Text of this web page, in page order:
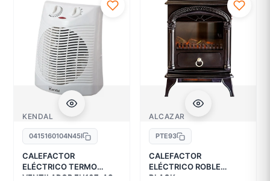
KENDAL
0415160104N45I
CALEFACTOR
ELÉCTRICO TERMO
VENTILADOR FH107-AS
ALCAZAR
PTE93
CALEFACTOR
ELÉCTRICO ROBLE
BLACK